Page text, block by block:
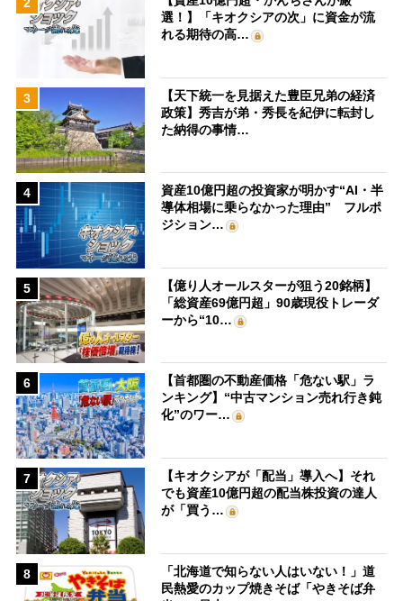
2
選！】「キオクシアの次」に資金が流
れる期待の高…
3
【天下統一を見据えた豊臣兄弟の経済
政策】秀吉が弟・秀長を紀伊に転封し
た納得の事情…
4
資産10億円超の投資家が明かす“AI・半
導体相場に乗らなかった理由” フルポ
ジション…
5
【億り人オールスターが狙う20銘柄】
「総資産69億円超」90歳現役トレーダ
ーから“10…
6
【首都圏の不動産価格「危ない駅」ラ
ンキング】“中古マンション売れ行き鈍
化”のワー…
7
【キオクシアが「配当」導入へ】それ
でも資産10億円超の配当株投資の達人
が「買う…
8
「北海道で知らない人はいない！」道
民熱愛のカップ焼きそば「やきそば弁